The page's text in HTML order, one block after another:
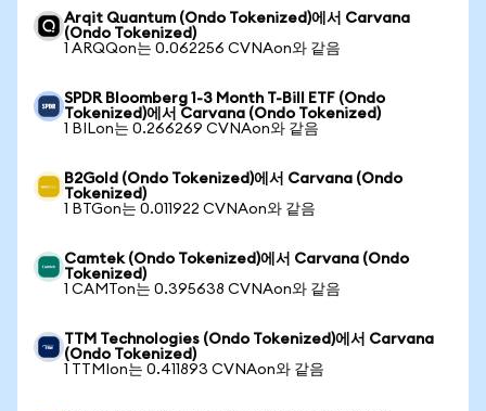
Arqit Quantum (Ondo Tokenized)에서 Carvana
(Ondo Tokenized)
1 ARQQon는 0.062256 CVNAon와 같음
SPDR Bloomberg 1-3 Month T-Bill ETF (Ondo
Tokenized)에서 Carvana (Ondo Tokenized)
1 BILon는 0.266269 CVNAon와 같음
B2Gold (Ondo Tokenized)에서 Carvana (Ondo
Tokenized)
1 BTGon는 0.011922 CVNAon와 같음
Camtek (Ondo Tokenized)에서 Carvana (Ondo
Tokenized)
1 CAMTon는 0.395638 CVNAon와 같음
TTM Technologies (Ondo Tokenized)에서 Carvana
(Ondo Tokenized)
1 TTMIon는 0.411893 CVNAon와 같음